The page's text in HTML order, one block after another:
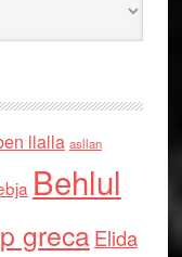
llalla asllan
Behlul
grecaElida